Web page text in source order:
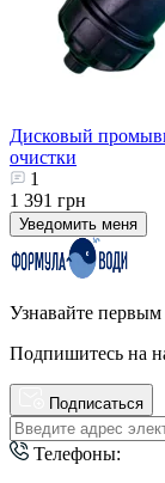
Дисковый
очистки
1
1 391 грн
Уведомить меня
Узнавайте
Подпишитесь на
Подписаться
Телефоны: